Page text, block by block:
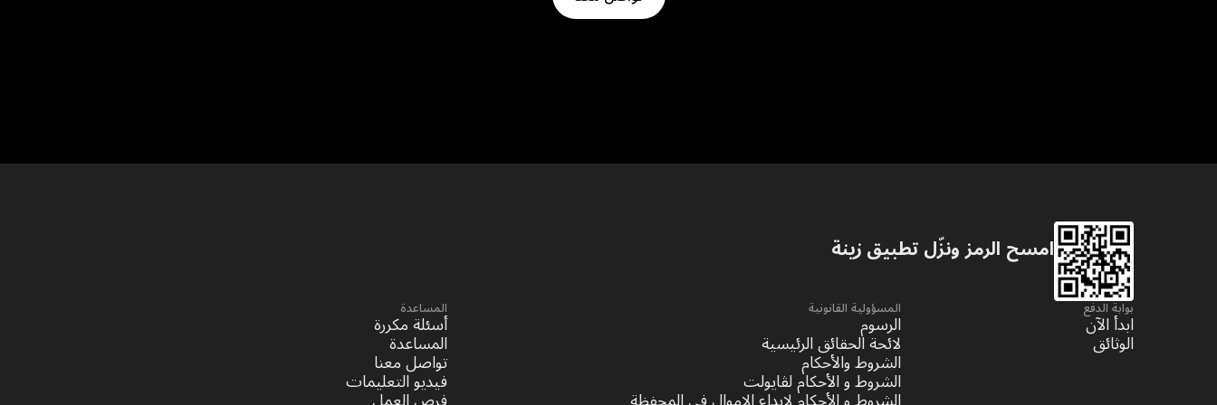
امسح الرمز ونزّل تطبيق زينة
بوابة الدفع
ابدأ الآن
الوثائق
المسؤولية القانونية
الرسوم
لائحة الحقائق الرئيسية
الشروط والأحكام
الشروط و الأحكام لڤايولت
الشروط و الأحكام لإيداع الاموال في المحفظة
المساعدة
أسئلة مكررة
المساعدة
تواصل معنا
فيديو التعليمات
فرص العمل